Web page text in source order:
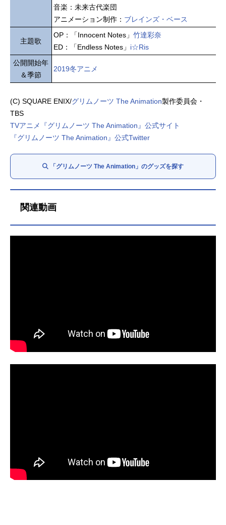
音楽：未来古代楽団
アニメーション制作： ブレインズ・ベース
主題歌
OP：「Innocent Notes」 竹達彩奈
ED：「Endless Notes」 i☆Ris
公開開始年
＆季節
2019冬アニメ
(C) SQUARE ENIX/グリムノーツ The Animation製作委員会・
TBS
TVアニメ『グリムノーツ The Animation』公式サイト
『グリムノーツ The Animation』公式Twitter
「グリムノーツ The Animation」のグッズを探す
関連動画